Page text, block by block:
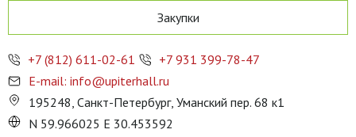
Закупки
+7 (812) 611-02-61
+7 931 399-78-47
E-mail: info@upiterhall.ru
195248, Санкт-Петербург, Уманский пер. 68 к1
N 59.966025 E 30.453592